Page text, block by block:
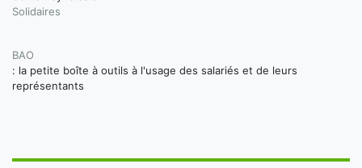
Solidaires
BAO
: la petite boîte à outils à l'usage des salariés et de leurs
représentants